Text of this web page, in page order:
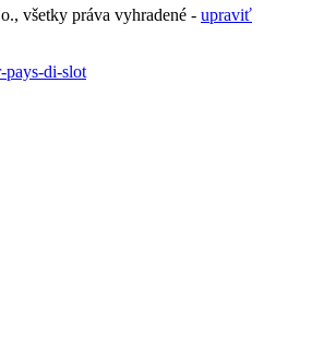
všetky práva vyhradené - upraviť
pays-di-slot